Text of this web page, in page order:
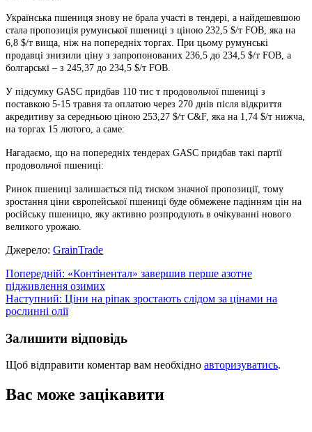
Українська пшениця знову не брала участі в тендері, а найдешевшою
стала пропозиція румунської пшениці з ціною 232,5 $/т FOB, яка на
6,8 $/т вища, ніж на попередніх торгах. При цьому румунські
продавці знизили ціну з запропонованих 236,5 до 234,5 $/т FOB, а
болгарські – з 245,37 до 234,5 $/т FOB.
У підсумку GASC придбав 110 тис т продовольчої пшениці з
поставкою 5-15 травня та оплатою через 270 днів після відкриття
акредитиву за середньою ціною 253,27 $/т C&F, яка на 1,74 $/т нижча,
на торгах 15 лютого, а саме:
Нагадаємо, що на попередніх тендерах GASC придбав такі партії
продовольчої пшениці:
Ринок пшениці залишається під тиском значної пропозиції, тому
зростання ціни європейської пшениці буде обмежене падінням цін на
російську пшеницю, яку активно розпродують в очікуванні нового
великого урожаю.
Джерело: GrainTrade
Навігація
записів
Попередній: «Контінентал» завершив перше азотне
підживлення озимих
Наступний: Ціни на ріпак зростають слідом за цінами на
рослинні олії
Залишити відповідь
Щоб відправити коментар вам необхідно авторизуватись.
Вас може зацікавити